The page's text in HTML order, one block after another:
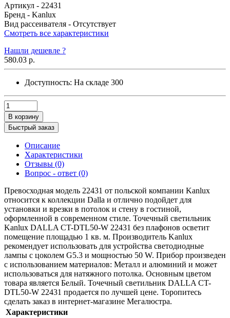
Артикул - 22431
Бренд - Kanlux
Вид рассеивателя - Отсутствует
Смотреть все характеристики
Нашли дешевле ?
580.03 р.
Доступность: На складе 300
В корзину
Быстрый заказ
Описание
Характеристики
Отзывы (0)
Вопрос - ответ (0)
Превосходная модель 22431 от польской компании Kanlux
относится к коллекции Dalla и отлично подойдет для
установки и врезки в потолок и стену в гостиной,
оформленной в современном стиле. Точечный светильник
Kanlux DALLA CT-DTL50-W 22431 без плафонов осветит
помещение площадью 1 кв. м. Производитель Kanlux
рекомендует использовать для устройства светодиодные
лампы с цоколем G5.3 и мощностью 50 W. Прибор произведен
с использованием материалов: Металл и алюминий и может
использоваться для натяжного потолка. Основным цветом
товара является Белый. Точечный светильник DALLA CT-
DTL50-W 22431 продается по лучшей цене. Торопитесь
сделать заказ в интернет-магазине Мегалюстра.
Характеристики